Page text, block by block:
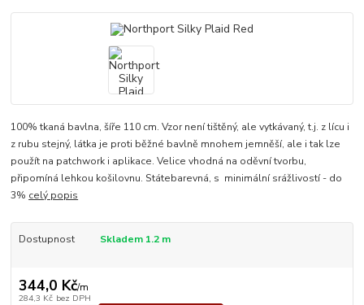
100% tkaná bavlna, šíře 110 cm. Vzor není tištěný, ale vytkávaný, t.j. z lícu i
z rubu stejný, látka je proti běžné bavlně mnohem jemněší, ale i tak lze
použít na patchwork i aplikace. Velice vhodná na oděvní tvorbu,
připomíná lehkou košilovnu. Státebarevná, s minimální srážlivostí - do
3% celý popis
Dostupnost Skladem 1.2 m
344,0 Kč/m
284,3 Kč bez DPH